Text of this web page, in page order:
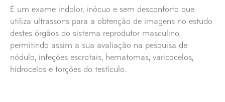
Ecografia da Tiróide
Ecografia para pesquisa de Refluxo
Gastro-Esofágico (RGE)
É um exame indolor, inócuo e sem desconforto que
utiliza ultrassons para a obtenção de imagens no estudo
destes órgãos do sistema reprodutor masculino,
permitindo assim a sua avaliação na pesquisa de
nódulo, infeções escrotais, hematomas, varicocelos,
hidrocelos e torções do testículo.